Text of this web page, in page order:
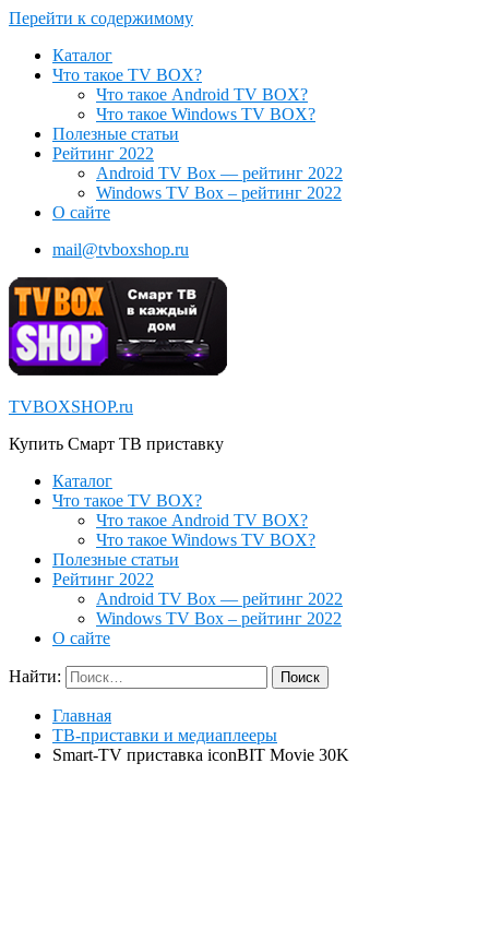
Перейти к содержимому
Каталог
Что такое TV BOX?
Что такое Android TV BOX?
Что такое Windows TV BOX?
Полезные статьи
Рейтинг 2022
Android TV Box — рейтинг 2022
Windows TV Box – рейтинг 2022
О сайте
mail@tvboxshop.ru
TVBOXSHOP.ru
Купить Смарт ТВ приставку
Каталог
Что такое TV BOX?
Что такое Android TV BOX?
Что такое Windows TV BOX?
Полезные статьи
Рейтинг 2022
Android TV Box — рейтинг 2022
Windows TV Box – рейтинг 2022
О сайте
Найти:
Главная
ТВ-приставки и медиаплееры
Smart-TV приставка iconBIT Movie 30K